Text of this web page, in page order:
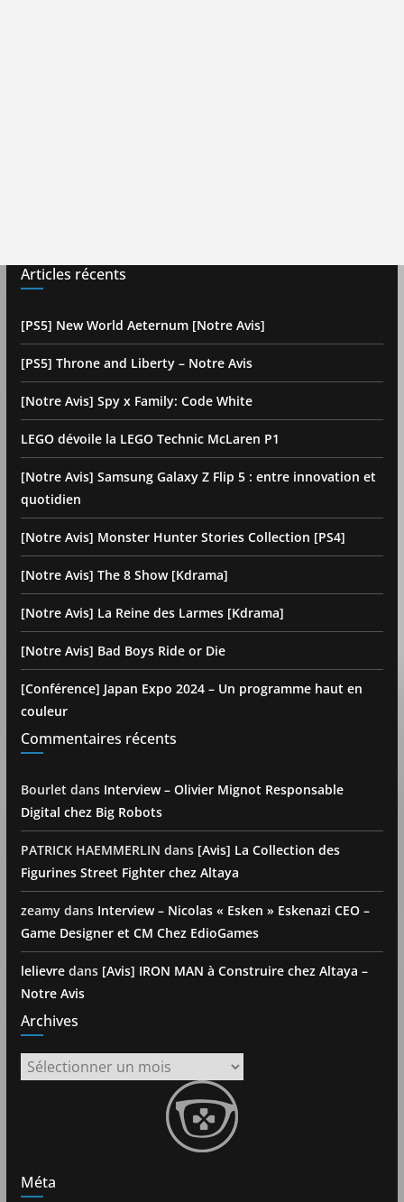
Articles récents
[PS5] New World Aeternum [Notre Avis]
[PS5] Throne and Liberty – Notre Avis
[Notre Avis] Spy x Family: Code White
LEGO dévoile la LEGO Technic McLaren P1
[Notre Avis] Samsung Galaxy Z Flip 5 : entre innovation et
quotidien
[Notre Avis] Monster Hunter Stories Collection [PS4]
[Notre Avis] The 8 Show [Kdrama]
[Notre Avis] La Reine des Larmes [Kdrama]
[Notre Avis] Bad Boys Ride or Die
[Conférence] Japan Expo 2024 – Un programme haut en
couleur
Commentaires récents
Bourlet dans Interview – Olivier Mignot Responsable
Digital chez Big Robots
PATRICK HAEMMERLIN dans [Avis] La Collection des
Figurines Street Fighter chez Altaya
zeamydans Interview – Nicolas « Esken » Eskenazi CEO –
Game Designer et CM Chez EdioGames
lelievredans [Avis] IRON MAN à Construire chez Altaya –
Notre Avis
Archives
Archives
Méta